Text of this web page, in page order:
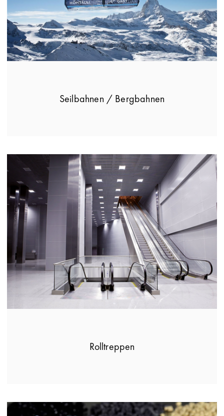
Seilbahnen / Bergbahnen
Rolltreppen